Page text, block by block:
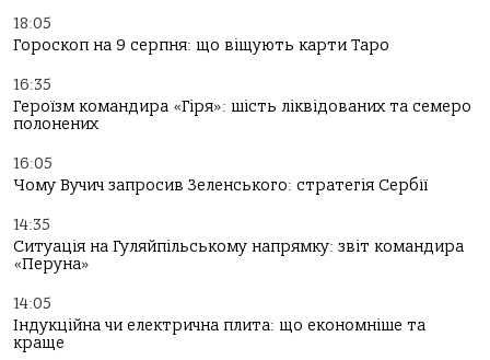
18:05
Гороскоп на 9 серпня: що віщують карти Таро
16:35
Героїзм командира «Гіря»: шість ліквідованих та семеро
полонених
16:05
Чому Вучич запросив Зеленського: стратегія Сербії
14:35
Ситуація на Гуляйпільському напрямку: звіт командира
«Перуна»
14:05
Індукційна чи електрична плита: що економніше та
краще